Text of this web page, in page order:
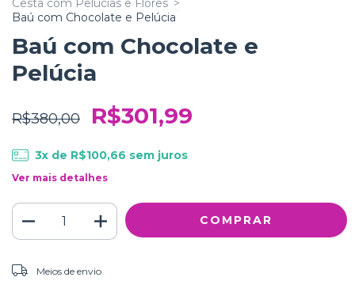
Cesta com Pelúcias e Flores >
Baú com Chocolate e Pelúcia
Baú com Chocolate e
Pelúcia
R$380,00 R$301,99
3x de R$100,66 sem juros
Ver mais detalhes
Entregas para o CEP:
Meios de envio